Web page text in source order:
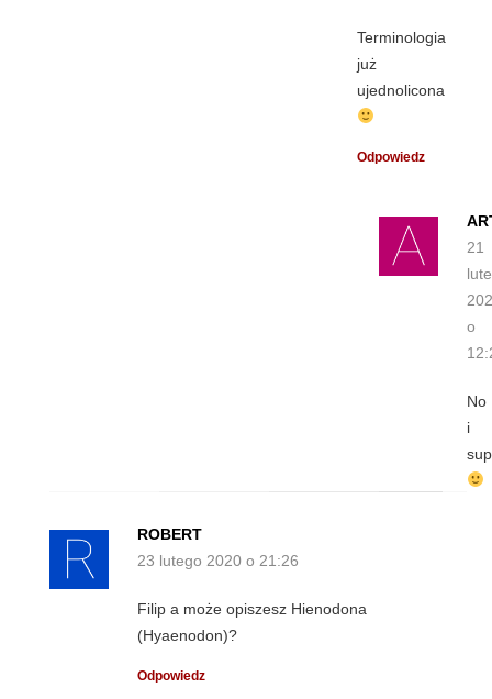
Terminologia
już
ujednolicona
Odpowiedz
21
o
No
i
ROBERT
23 lutego 2020 o 21:26
Filip a może opiszesz Hienodona
(Hyaenodon)?
Odpowiedz